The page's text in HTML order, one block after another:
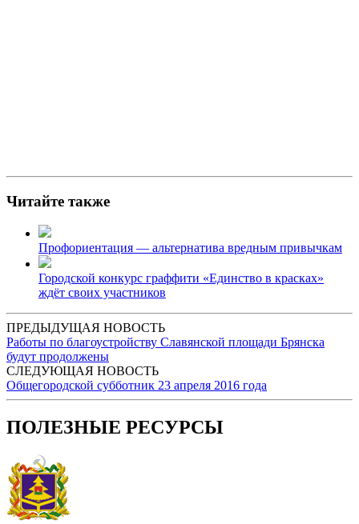
Читайте также
Профориентация — альтернатива вредным привычкам
Городской конкурс граффити «Единство в красках»
ждёт своих участников
ПРЕДЫДУЩАЯ НОВОСТЬ
Работы по благоустройству Славянской площади Брянска
будут продолжены
СЛЕДУЮЩАЯ НОВОСТЬ
Общегородской субботник 23 апреля 2016 года
ПОЛЕЗНЫЕ РЕСУРСЫ